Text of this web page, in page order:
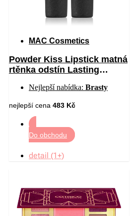
MAC Cosmetics
Powder Kiss Lipstick matná
rtěnka odstín Lasting
Nejlepší nabídka: Brasty
nejlepší cena 483 Kč
Do obchodu
detail (1+)